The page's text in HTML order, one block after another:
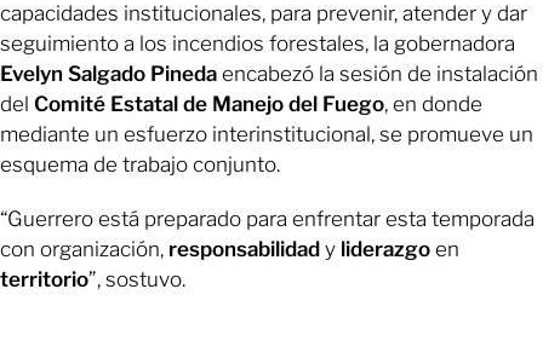
capacidades institucionales, para prevenir, atender y dar
seguimiento a los incendios forestales, la gobernadora
Evelyn Salgado Pineda encabezó la sesión de instalación
del Comité Estatal de Manejo del Fuego, en donde
mediante un esfuerzo interinstitucional, se promueve un
esquema de trabajo conjunto.
“Guerrero está preparado para enfrentar esta temporada
con organización, responsabilidad y liderazgo en
territorio”, sostuvo.